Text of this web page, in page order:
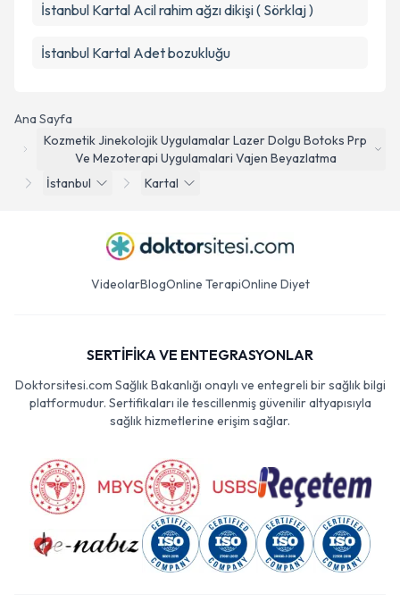
Ana Sayfa
Kozmetik Jinekolojik Uygulamalar Lazer Dolgu Botoks Prp
Ve Mezoterapi Uygulamalari Vajen Beyazlatma
İstanbul
Kartal
İstanbul Kartal Acil rahim ağzı dikişi ( Sörklaj )
İstanbul Kartal Adet bozukluğu
VideolarBlogOnline TerapiOnline Diyet
SERTİFİKA VE ENTEGRASYONLAR
Doktorsitesi.com Sağlık Bakanlığı onaylı ve entegreli bir sağlık bilgi
platformudur. Sertifikaları ile tescillenmiş güvenilir altyapısıyla
sağlık hizmetlerine erişim sağlar.